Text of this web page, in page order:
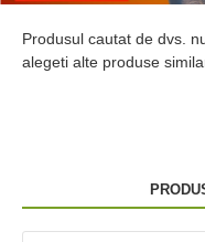
Produsul cautat de dvs.
alegeti alte produse